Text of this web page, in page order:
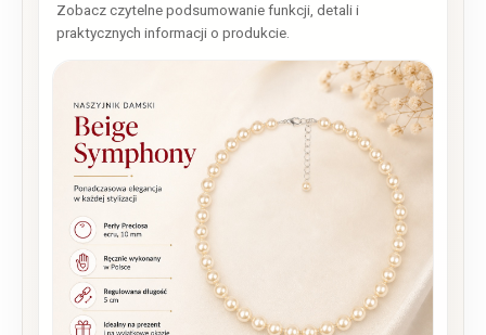
Zobacz czytelne podsumowanie funkcji, detali i
praktycznych informacji o produkcie.